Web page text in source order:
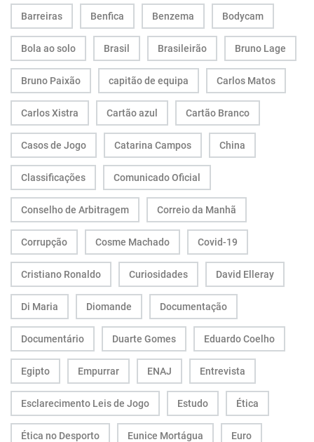
Barreiras Benfica Benzema Bodycam
Bola ao solo Brasil Brasileirão Bruno Lage
Bruno Paixão capitão de equipa Carlos Matos
Carlos Xistra Cartão azul Cartão Branco
Casos de Jogo Catarina Campos China
Classificações Comunicado Oficial
Conselho de Arbitragem Correio da Manhã
Corrupção Cosme Machado Covid-19
Cristiano Ronaldo Curiosidades David Elleray
Di Maria Diomande Documentação
Documentário Duarte Gomes Eduardo Coelho
Egipto Empurrar ENAJ Entrevista
Esclarecimento Leis de Jogo Estudo Ética
Ética no Desporto Eunice Mortágua Euro